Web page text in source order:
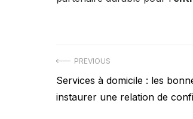
Navigation
de
PREVIOUS
Previous
post:
Services à domicile : les
instaurer une relation de